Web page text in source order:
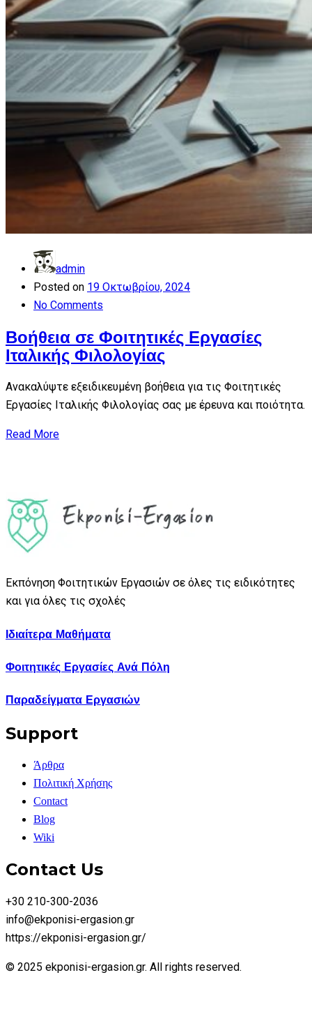
admin
Posted on 19 Οκτωβρίου, 2024
No Comments
Βοήθεια σε Φοιτητικές Εργασίες
Ιταλικής Φιλολογίας
Ανακαλύψτε εξειδικευμένη βοήθεια για τις Φοιτητικές
Εργασίες Ιταλικής Φιλολογίας σας με έρευνα και ποιότητα.
Read More
Εκπόνηση Φοιτητικών Εργασιών σε όλες τις ειδικότητες
και για όλες τις σχολές
Ιδιαίτερα Μαθήματα
Φοιτητικές Εργασίες Ανά Πόλη
Παραδείγματα Εργασιών
Support
Άρθρα
Πολιτική Χρήσης
Contact
Blog
Wiki
Contact Us
+30 210-300-2036
info@ekponisi-ergasion.gr
https://ekponisi-ergasion.gr/
© 2025 ekponisi-ergasion.gr. All rights reserved.